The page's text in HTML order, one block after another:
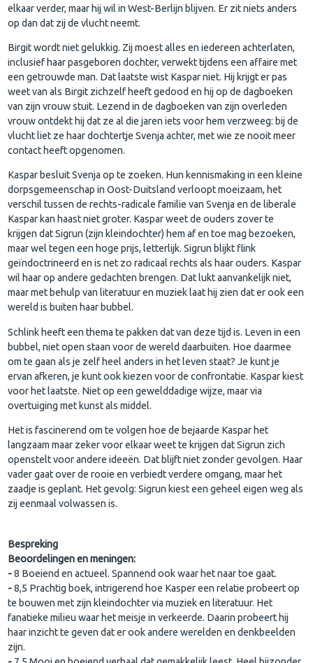
elkaar verder, maar hij wil in West-Berlijn blijven. Er zit niets anders
op dan dat zij de vlucht neemt.
Birgit wordt niet gelukkig. Zij moest alles en iedereen achterlaten,
inclusief haar pasgeboren dochter, verwekt tijdens een affaire met
een getrouwde man. Dat laatste wist Kaspar niet. Hij krijgt er pas
weet van als Birgit zichzelf heeft gedood en hij op de dagboeken
van zijn vrouw stuit. Lezend in de dagboeken van zijn overleden
vrouw ontdekt hij dat ze al die jaren iets voor hem verzweeg: bij de
vlucht liet ze haar dochtertje Svenja achter, met wie ze nooit meer
contact heeft opgenomen.
Kaspar besluit Svenja op te zoeken. Hun kennismaking in een kleine
dorpsgemeenschap in Oost-Duitsland verloopt moeizaam, het
verschil tussen de rechts-radicale familie van Svenja en de liberale
Kaspar kan haast niet groter. Kaspar weet de ouders zover te
krijgen dat Sigrun (zijn kleindochter) hem af en toe mag bezoeken,
maar wel tegen een hoge prijs, letterlijk. Sigrun blijkt flink
geïndoctrineerd en is net zo radicaal rechts als haar ouders. Kaspar
wil haar op andere gedachten brengen. Dat lukt aanvankelijk niet,
maar met behulp van literatuur en muziek laat hij zien dat er ook een
wereld is buiten haar bubbel.
Schlink heeft een thema te pakken dat van deze tijd is. Leven in een
bubbel, niet open staan voor de wereld daarbuiten. Hoe daarmee
om te gaan als je zelf heel anders in het leven staat? Je kunt je
ervan afkeren, je kunt ook kiezen voor de confrontatie. Kaspar kiest
voor het laatste. Niet op een gewelddadige wijze, maar via
overtuiging met kunst als middel.
Het is fascinerend om te volgen hoe de bejaarde Kaspar het
langzaam maar zeker voor elkaar weet te krijgen dat Sigrun zich
openstelt voor andere ideeën. Dat blijft niet zonder gevolgen. Haar
vader gaat over de rooie en verbiedt verdere omgang, maar het
zaadje is geplant. Het gevolg: Sigrun kiest een geheel eigen weg als
zij eenmaal volwassen is.
Bespreking
Beoordelingen en meningen:
-8 Boeiend en actueel. Spannend ook waar het naar toe gaat.
-8,5 Prachtig boek, intrigerend hoe Kasper een relatie probeert op
te bouwen met zijn kleindochter via muziek en literatuur. Het
fanatieke milieu waar het meisje in verkeerde. Daarin probeert hij
haar inzicht te geven dat er ook andere werelden en denkbeelden
zijn.